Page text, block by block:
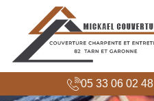
05 33 06 02 48